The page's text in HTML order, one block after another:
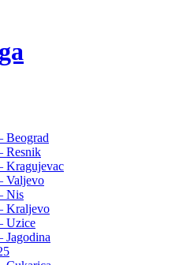
Beograd
Resnik
Kragujevac
Valjevo
Nis
Kraljevo
Uzice
Jagodina